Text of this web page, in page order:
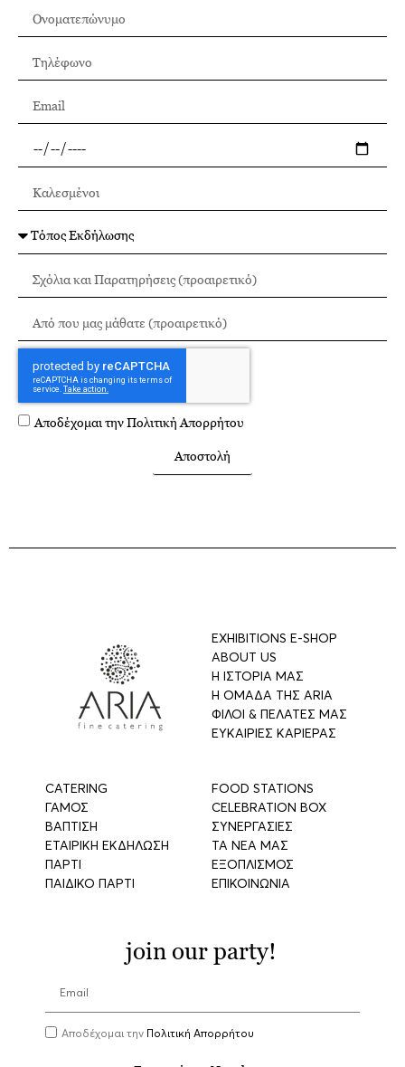
Αποδέχομαι τηνΠολιτική Απορρήτου
Αποστολή
EXHIBITIONS E-SHOP
ABOUT US
Η ΙΣΤΟΡΙΑ ΜΑΣ
Η ΟΜΑΔΑ ΤΗΣ ARIA
ΦΙΛΟΙ & ΠΕΛΑΤΕΣ ΜΑΣ
ΕΥΚΑΙΡΙΕΣ ΚΑΡΙΕΡΑΣ
CATERING
ΓΑΜΟΣ
ΒΑΠΤΙΣΗ
ΕΤΑΙΡΙΚΗ ΕΚΔΗΛΩΣΗ
ΠΑΡΤΙ
ΠΑΙΔΙΚΟ ΠΑΡΤΙ
FOOD STATIONS
CELEBRATION BOX
ΣΥΝΕΡΓΑΣΙΕΣ
ΤΑ ΝΕΑ ΜΑΣ
ΕΞΟΠΛΙΣΜΟΣ
ΕΠΙΚΟΙΝΩΝΙΑ
join our party!
Αποδέχομαι την Πολιτική Απορρήτου